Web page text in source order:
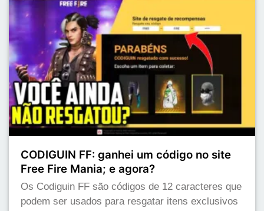
CODIGUIN FF: ganhei um código no site
Free Fire Mania; e agora?
Os Codiguin FF são códigos de 12 caracteres que
podem ser usados para resgatar itens exclusivos